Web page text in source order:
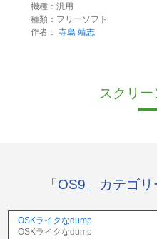
機種：汎用
種類：フリーソフト
作者： 寺島 靖志
スクリー
「OS9」カテゴ
OSKライクなdump
OSKライクなdump